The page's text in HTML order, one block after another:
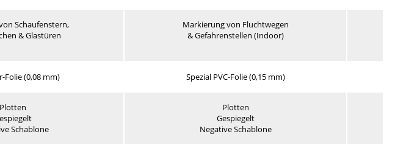
Schaufenstern,
& Glastüren
Markierung von Fluchtwegen
& Gefahrenstellen (Indoor)
Folie (0,08 mm) Spezial PVC-Folie (0,15 mm)
Plotten
Schablone
Plotten
Gespiegelt
Negative Schablone